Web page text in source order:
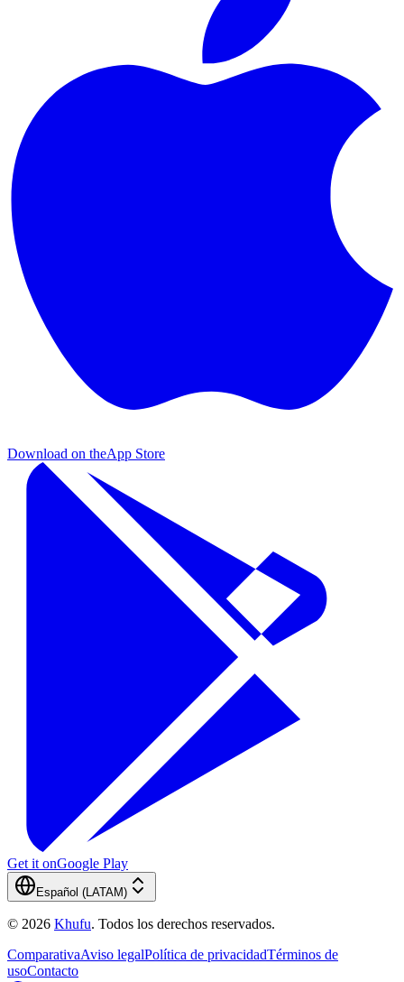
Download on theApp Store
Get it onGoogle Play
Español (LATAM)
© 2026 Khufu. Todos los derechos reservados.
ComparativaAviso legalPolítica de privacidadTérminos de
usoContacto